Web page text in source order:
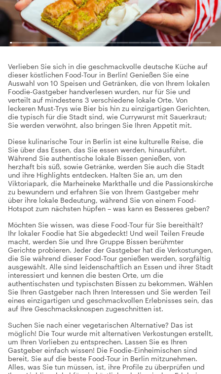
Verlieben Sie sich in die geschmackvolle deutsche Küche auf
dieser köstlichen Food-Tour in Berlin! Genießen Sie eine
Auswahl von 10 Speisen und Getränken, die von Ihrem lokalen
Foodie-Gastgeber handverlesen wurden, nur für Sie und
verteilt auf mindestens 3 verschiedene lokale Orte. Von
leckeren Must-Trys wie Bier bis hin zu einzigartigen Gerichten,
die typisch für die Stadt sind, wie Currywurst mit Sauerkraut;
Sie werden verwöhnt, also bringen Sie Ihren Appetit mit.
Diese kulinarische Tour in Berlin ist eine kulturelle Reise, die
Sie über das Essen, das Sie essen werden, hinausführt.
Während Sie authentische lokale Bissen genießen, von
herzhaft bis süß, sowie Getränke, werden Sie auch die Stadt
und ihre Highlights entdecken. Halten Sie an, um den
Viktoriapark, die Marheineke Markthalle und die Passionskirche
zu bewundern und erfahren Sie von Ihrem Gastgeber mehr
über ihre lokale Bedeutung, während Sie von einem Food-
Hotspot zum nächsten hüpfen – was kann es Besseres geben?
Möchten Sie wissen, was diese Food-Tour für Sie bereithält?
Ihr lokaler Foodie hat Sie abgedeckt! Und weil Teilen Freude
macht, werden Sie und Ihre Gruppe Bissen berühmter
Gerichte probieren. Jeder der Gastgeber hat die Verkostungen,
die Sie während dieser Food-Tour genießen werden, sorgfältig
ausgewählt. Alle sind leidenschaftlich an Essen und ihrer Stadt
interessiert und kennen die besten Orte, um die
authentischsten und typischsten Bissen zu bekommen. Wählen
Sie Ihren Gastgeber nach Ihren Interessen und Sie werden Teil
eines einzigartigen und geschmackvollen Erlebnisses sein, das
auf Ihre Geschmacksknospen zugeschnitten ist.
Suchen Sie nach einer vegetarischen Alternative? Das ist
möglich! Die Tour wurde mit alternativen Verkostungen erstellt,
um Ihren Vorlieben zu entsprechen. Lassen Sie es Ihren
Gastgeber einfach wissen! Die Foodie-Einheimischen sind
bereit, Sie auf die beste Food-Tour in Berlin mitzunehmen.
Alles, was Sie tun müssen, ist, ihre Profile zu überprüfen und